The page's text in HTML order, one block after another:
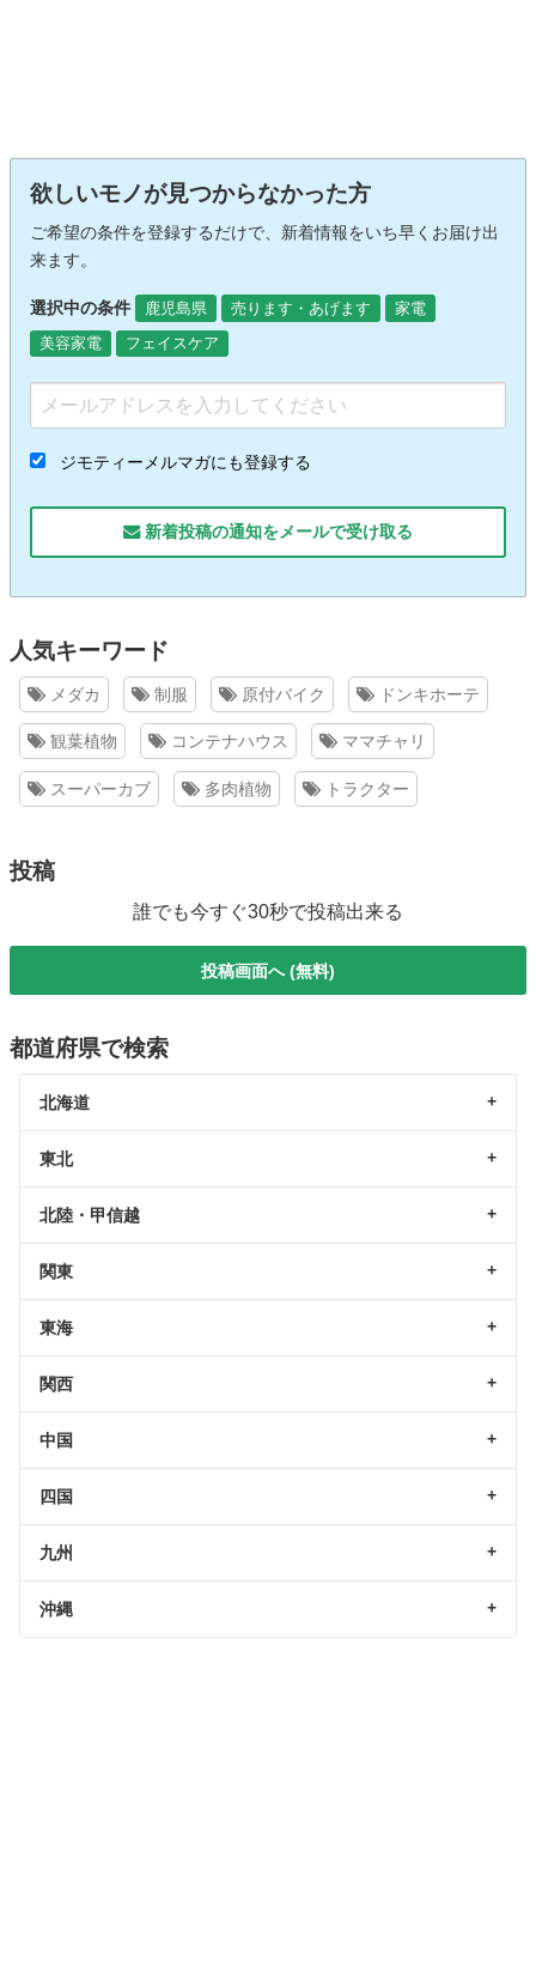
欲しいモノが見つからなかった方
ご希望の条件を登録するだけで、新着情報をいち早くお届け出
来ます。
選択中の条件 鹿児島県 売ります・あげます
家電
美容家電
フェイスケア
ジモティーメルマガにも登録する
新着投稿の通知をメールで受け取る
人気キーワード
メダカ 制服 原付バイク ドンキホーテ
観葉植物 コンテナハウス ママチャリ
スーパーカブ 多肉植物 トラクター
投稿
誰でも今すぐ30秒で投稿出来る
投稿画面へ (無料)
都道府県で検索
北海道
東北
北陸・甲信越
関東
東海
関西
中国
四国
九州
沖縄